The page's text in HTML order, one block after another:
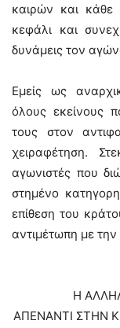
καιρών και κάθε
κεφάλι και
δυνάμεις τον
Εμείς ως
όλους εκείνους
τους στον
χειραφέτηση.
αγωνιστές που
στημένο
επίθεση του
αντιμέτωπη με
Η
ΑΠΕΝΑΝΤΙ ΣΤΗΝ